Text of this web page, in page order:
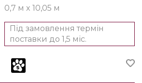
0,7 м x 10,05 м
Під замовлення термін
поставки до 1,5 міс.